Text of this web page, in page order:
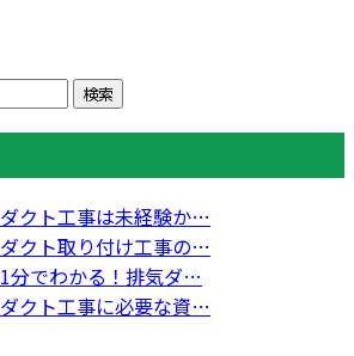
ダクト工事は未経験か…
ダクト取り付け工事の…
1分でわかる！排気ダ…
ダクト工事に必要な資…